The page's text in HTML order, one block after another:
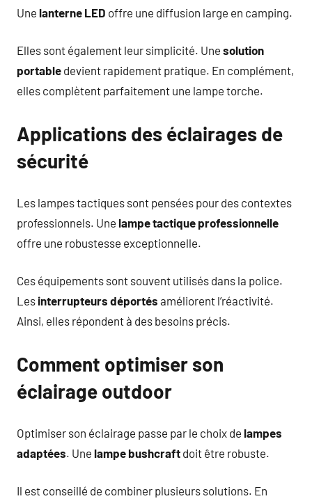
Une lanterne LED offre une diffusion large en camping.
Elles sont également leur simplicité. Une solution
portable devient rapidement pratique. En complément,
elles complètent parfaitement une lampe torche.
Applications des éclairages de
sécurité
Les lampes tactiques sont pensées pour des contextes
professionnels. Une lampe tactique professionnelle
offre une robustesse exceptionnelle.
Ces équipements sont souvent utilisés dans la police.
Les interrupteurs déportés améliorent l’réactivité.
Ainsi, elles répondent à des besoins précis.
Comment optimiser son
éclairage outdoor
Optimiser son éclairage passe par le choix de lampes
adaptées. Une lampe bushcraft doit être robuste.
Il est conseillé de combiner plusieurs solutions. En